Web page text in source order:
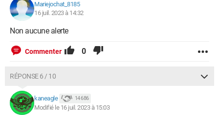
Mariejochat_8185
16 juil. 2023 à 14:32
Non aucune alerte
Commenter 0
RÉPONSE 6 / 10
kaneagle 14 686
Modifié le 16 juil. 2023 à 15:03